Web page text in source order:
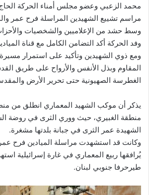
محمد الزعبي وعضو مجلس أمناء الحركة
مراسم تشييع الشهيدين المراسلة فرح عمر
وسط حشد من الإعلاميين والشخصيات
وفد الحركة أكد التضامن الكامل مع قناة
ومع ذوي الشهيدين وتأكيد على استمرار مسيرة
المقاوم وبذل الأنفس والأرواح على طريق
الغطرسة الصهيونية حتى تحرير الأرض
يذكر أن موكب الشهيد المعماري انطلق من
منطقة الغبيري، حيث ووري الثرى في روضة
الشهيدة عمر الثرى في جبانة بلدتها مشغرة.
وكانت قد استشهدت مراسلة الميادين فرح
يُرافقها ربيع المعماري في غارة إسرائيلية
طيرحرفا جنوبي لبنان.